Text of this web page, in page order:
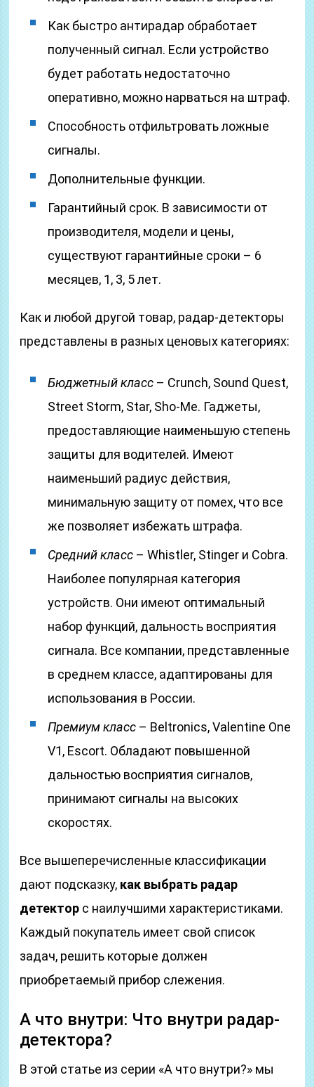
Как быстро антирадар обработает
полученный сигнал. Если устройство
будет работать недостаточно
оперативно, можно нарваться на штраф.
Способность отфильтровать ложные
сигналы.
Дополнительные функции.
Гарантийный срок. В зависимости от
производителя, модели и цены,
существуют гарантийные сроки – 6
месяцев, 1, 3, 5 лет.
Как и любой другой товар, радар-детекторы
представлены в разных ценовых категориях:
Бюджетный класс – Crunch, Sound Quest,
Street Storm, Star, Sho-Me. Гаджеты,
предоставляющие наименьшую степень
защиты для водителей. Имеют
наименьший радиус действия,
минимальную защиту от помех, что все
же позволяет избежать штрафа.
Средний класс – Whistler, Stinger и Cobra.
Наиболее популярная категория
устройств. Они имеют оптимальный
набор функций, дальность восприятия
сигнала. Все компании, представленные
в среднем классе, адаптированы для
использования в России.
Премиум класс – Beltronics, Valentine One
V1, Escort. Обладают повышенной
дальностью восприятия сигналов,
принимают сигналы на высоких
скоростях.
Все вышеперечисленные классификации
дают подсказку, как выбрать радар
детектор с наилучшими характеристиками.
Каждый покупатель имеет свой список
задач, решить которые должен
приобретаемый прибор слежения.
А что внутри: Что внутри радар-
детектора?
В этой статье из серии «А что внутри?» мы